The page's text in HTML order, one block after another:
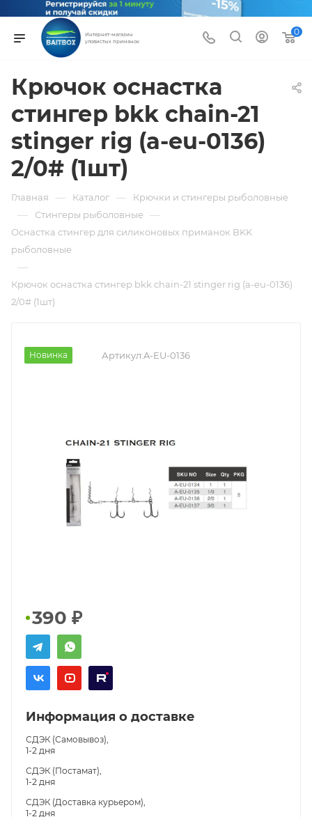
Интернет-магазин
уловистых приманок
0
Крючок оснастка
стингер bkk chain-21
stinger rig (a-eu-0136)
2/0# (1шт)
Главная — Каталог — Крючки и стингеры рыболовные
— Стингеры рыболовные —
Оснастка стингер для силиконовых приманок BKK
рыболовные
—
Крючок оснастка стингер bkk chain-21 stinger rig (a-eu-0136)
2/0# (1шт)
Новинка Артикул:A-EU-0136
390 ₽
Информация о доставке
СДЭК (Самовывоз),
1-2 дня
СДЭК (Постамат),
1-2 дня
СДЭК (Доставка курьером),
1-2 дня